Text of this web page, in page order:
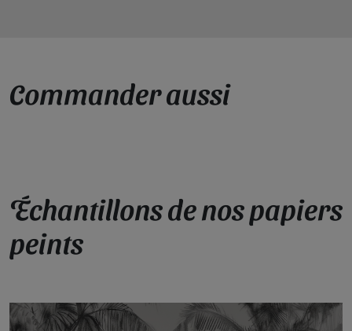
Commander aussi
Échantillons de nos papiers
peints